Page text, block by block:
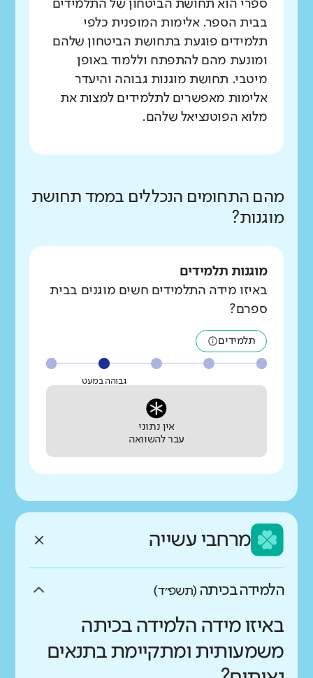
ספרי הוא תחושת הביטחון של התלמידים
בבית הספר. אלימות המופנית כלפי
תלמידים פוגעת בתחושת הביטחון שלהם
ומונעת מהם להתפתח וללמוד באופן
מיטבי. תחושת מוגנות גבוהה והיעדר
אלימות מאפשרים לתלמידים למצות את
מלוא הפוטנציאל שלהם.
מהם התחומים הנכללים בממד תחושת
מוגנות?
מוגנות תלמידים
באיזו מידה התלמידים חשים מוגנים בבית
ספרם?
תלמידים
גבוהה במעט
אין נתוני
עבר להשוואה
מרחבי עשייה
הלמידה בכיתה (תשפ״ד)
באיזו מידה הלמידה בכיתה
משמעותית ומתקיימת בתנאים